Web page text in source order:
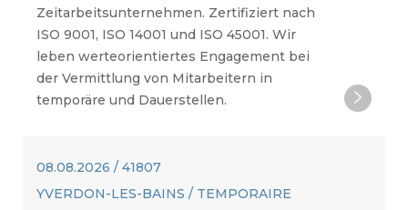
Zeitarbeitsunternehmen. Zertifiziert nach
ISO 9001, ISO 14001 und ISO 45001. Wir
leben werteorientiertes Engagement bei
der Vermittlung von Mitarbeitern in
temporäre und Dauerstellen.
08.08.2026 / 41807
YVERDON-LES-BAINS / TEMPORAIRE